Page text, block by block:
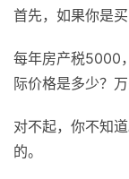
首先，如果你是
每年房产税5000
际价格是多少？
对不起，你不知
的。